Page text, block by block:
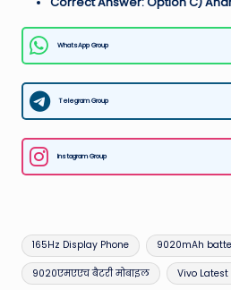
WhatsApp Group
Telegram Group
Instagram Group
Tags:
165Hz Display Phone 9020mAh
9020एमएएच बैटरी मोबाइल Vivo